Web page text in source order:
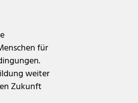
für
weiter
Zukunft